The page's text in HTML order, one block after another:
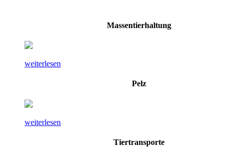
Massentierhaltung
weiterlesen
Pelz
weiterlesen
Tiertransporte